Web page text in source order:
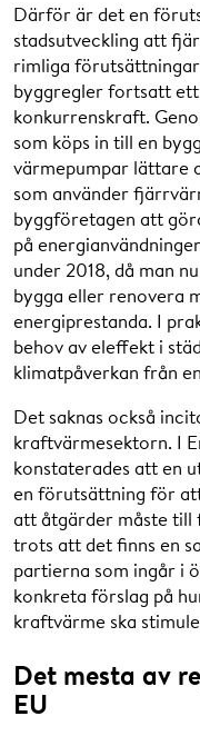
Därför är det en
stadsutveckling att
rimliga
byggregler fortsatt
konkurrenskraft.
som köps in till en
värmepumpar lättare
som använder
byggföretagen att
på
under 2018, då man
bygga eller renovera
energiprestanda. I
behov av eleffekt i
klimatpåverkan från
Det saknas också
kraftvärmesektorn. I
konstaterades att en
en förutsättning för
att åtgärder måste till
trots att det finns en
partierna som ingår i
konkreta förslag på
kraftvärme ska
Det mesta av
EU